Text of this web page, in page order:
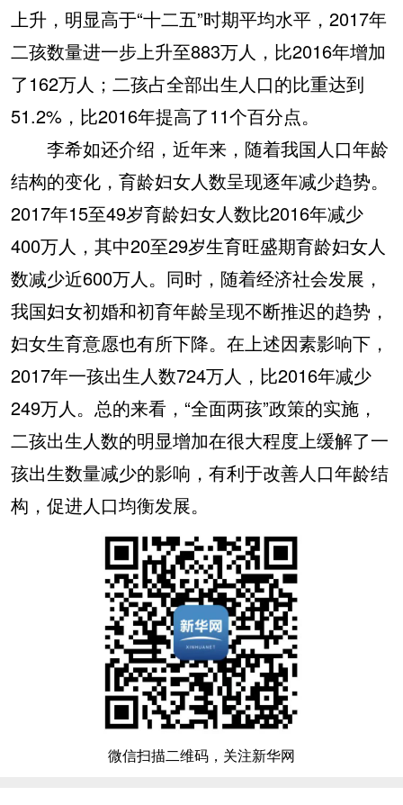
上升，明显高于“十二五”时期平均水平，2017年
二孩数量进一步上升至883万人，比2016年增加
了162万人；二孩占全部出生人口的比重达到
51.2%，比2016年提高了11个百分点。
李希如还介绍，近年来，随着我国人口年龄
结构的变化，育龄妇女人数呈现逐年减少趋势。
2017年15至49岁育龄妇女人数比2016年减少
400万人，其中20至29岁生育旺盛期育龄妇女人
数减少近600万人。同时，随着经济社会发展，
我国妇女初婚和初育年龄呈现不断推迟的趋势，
妇女生育意愿也有所下降。在上述因素影响下，
2017年一孩出生人数724万人，比2016年减少
249万人。总的来看，“全面两孩”政策的实施，
二孩出生人数的明显增加在很大程度上缓解了一
孩出生数量减少的影响，有利于改善人口年龄结
构，促进人口均衡发展。
微信扫描二维码，关注新华网